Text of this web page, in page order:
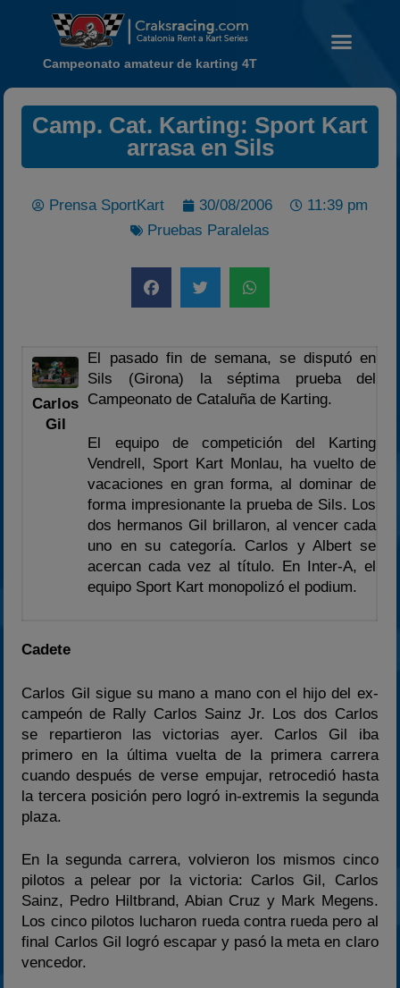
Noticias
Campeonato
Temporada 2026
2020-2021
2024
Estadísticas
Preguntas Frecuentes
Campeonato amateur de karting 4T
Camp. Cat. Karting: Sport Kart
arrasa en Sils
Prensa SportKart 30/08/2006
11:39 pm
Pruebas Paralelas
Carlos
Gil
El pasado fin de semana, se disputó en
Sils (Girona) la séptima prueba del
Campeonato de Cataluña de Karting.
El equipo de competición del Karting
Vendrell, Sport Kart Monlau, ha vuelto de
vacaciones en gran forma, al dominar de
forma impresionante la prueba de Sils. Los
dos hermanos Gil brillaron, al vencer cada
uno en su categoría. Carlos y Albert se
acercan cada vez al título. En Inter-A, el
equipo Sport Kart monopolizó el podium.
Cadete
Carlos Gil sigue su mano a mano con el hijo del ex-
campeón de Rally Carlos Sainz Jr. Los dos Carlos
se repartieron las victorias ayer. Carlos Gil iba
primero en la última vuelta de la primera carrera
cuando después de verse empujar, retrocedió hasta
la tercera posición pero logró in-extremis la segunda
plaza.
En la segunda carrera, volvieron los mismos cinco
pilotos a pelear por la victoria: Carlos Gil, Carlos
Sainz, Pedro Hiltbrand, Abian Cruz y Mark Megens.
Los cinco pilotos lucharon rueda contra rueda pero al
final Carlos Gil logró escapar y pasó la meta en claro
vencedor.